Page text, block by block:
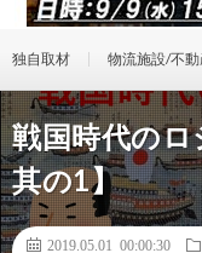
独自取材 物流施設/不
戦国時代の
其の1】
2019.05.01 00:00:30